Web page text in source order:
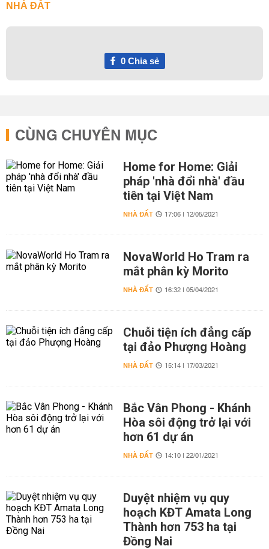
NHÀ ĐẤT
0Chia sẻ
CÙNG CHUYÊN MỤC
Home for Home: Giải
pháp 'nhà đổi nhà' đầu
tiên tại Việt Nam
NHÀ ĐẤT 17:06 | 12/05/2021
NovaWorld Ho Tram ra
mắt phân kỳ Morito
NHÀ ĐẤT 16:32 | 05/04/2021
Chuỗi tiện ích đẳng cấp
tại đảo Phượng Hoàng
NHÀ ĐẤT 15:14 | 17/03/2021
Bắc Vân Phong - Khánh
Hòa sôi động trở lại với
hơn 61 dự án
NHÀ ĐẤT 14:10 | 22/01/2021
Duyệt nhiệm vụ quy
hoạch KĐT Amata Long
Thành hơn 753 ha tại
Đồng Nai